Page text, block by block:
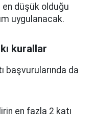
en düşük olduğu
uygulanacak.
kurallar
başvurularında da
en fazla 2 katı